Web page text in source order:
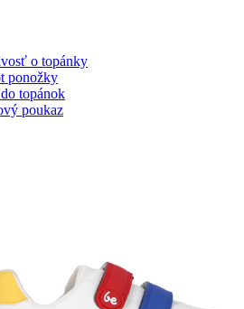
o topánky
ponožky
topánok
poukaz